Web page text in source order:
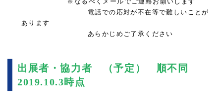
電話での応対が不在等で難しいことが
あります
あらかじめご了承ください
出展者・協力者 （予定） 順不同
2019.10.3時点